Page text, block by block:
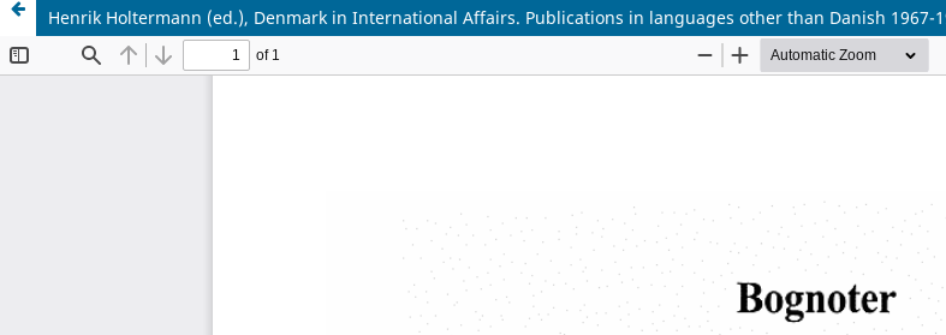
Henrik Holtermann (ed.), Denmark in International Affairs. Publications in languages other than Danish 1967-